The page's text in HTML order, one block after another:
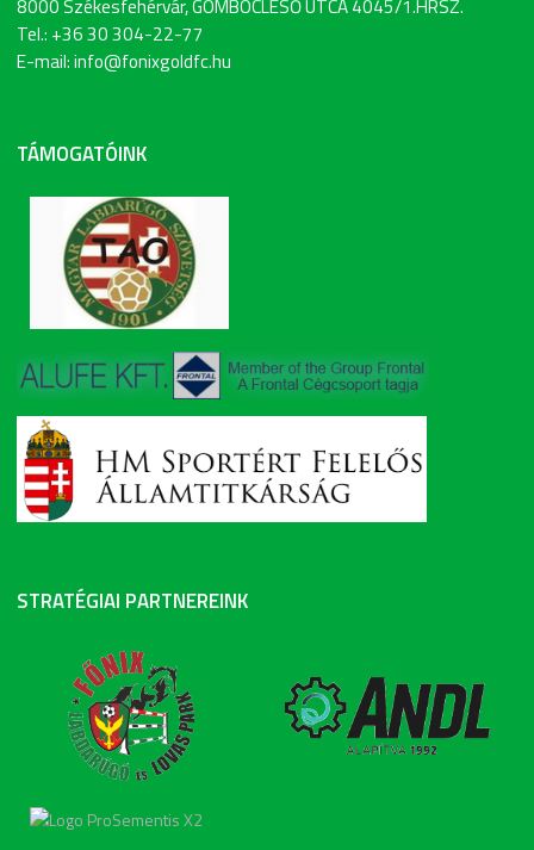
8000 Székesfehérvár, GOMBÓCLESŐ UTCA 4045/1.HRSZ.
Tel.: +36 30 304-22-77
E-mail: info@fonixgoldfc.hu
TÁMOGATÓINK
STRATÉGIAI PARTNEREINK